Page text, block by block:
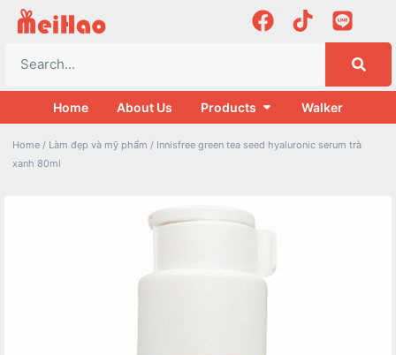
Home About Us Products Walker
Home / Làm đẹp và mỹ phẩm / Innisfree green tea seed hyaluronic serum trà
xanh 80ml